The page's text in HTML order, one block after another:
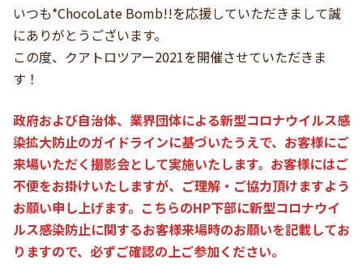
いつも*ChocoLate Bomb!!を応援していただきまして誠
にありがとうございます。
この度、クアトロツアー2021を開催させていただきま
す！
政府および自治体、業界団体による新型コロナウイルス感
染拡大防止のガイドラインに基づいたうえで、お客様にご
来場いただく撮影会として実施いたします。お客様にはご
不便をお掛けいたしますが、ご理解・ご協力頂けますよう
お願い申し上げます。こちらのHP下部に新型コロナウイ
ルス感染防止に関するお客様来場時のお願いを記載してお
りますので、必ずご確認の上ご参加ください。